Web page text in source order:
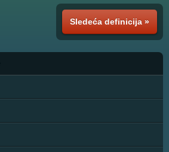
Sledeća definicija »